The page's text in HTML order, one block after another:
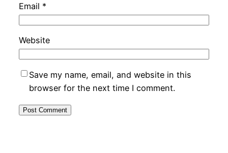
Email *
Website
Save my name, email, and website in this
browser for the next time I comment.